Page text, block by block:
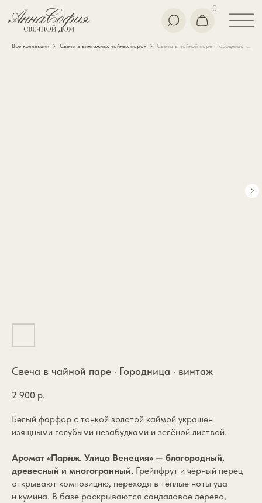
Все коллекции Свечи в винтажных чайных парах
Свеча в чайной паре · Городница · винтаж
2 900 р.
Белый фарфор с тонкой золотой каймой украшен
изящными голубыми незабудками и зелёной листвой.
Аромат «Париж. Улица Венеция» — благородный,
древесный и многогранный. Грейпфрут и чёрный перец
открывают композицию, переходя в тёплые ноты уда
и кумина. В базе раскрываются сандаловое дерево,